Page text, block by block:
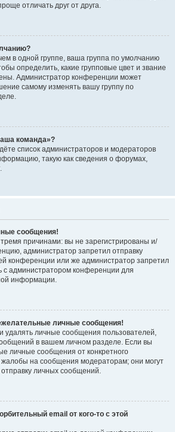
отличать друг от друга.
в одной группе, ваша группа по умолчанию
определить, какие групповые цвет и звание
Администратор конференции может
самому изменять вашу группу по
команда»?
список администраторов и модераторов
такую как сведения о форумах,
сообщения!
причинами: вы не зарегистрированы и/
администратор запретил отправку
конференции или же администратор запретил
с администратором конференции для
информации.
личные сообщения!
удалять личные сообщения пользователей,
в вашем личном разделе. Если вы
личные сообщения от конкретного
жалобы на сообщения модераторам; они могут
личных сообщений.
email от кого-то с этой